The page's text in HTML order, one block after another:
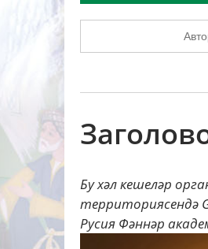
Бу хәл кешеләр
территориясендә
Русия Фәннәр